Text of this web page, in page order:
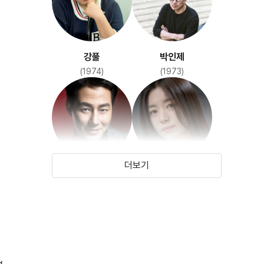
말할 수 없는 비밀
(2007)
강풀
(1974)
박인제
(1973)
더보기